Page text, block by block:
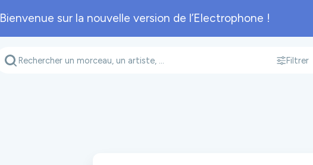
Bienvenue sur la nouvelle version de l’Electrophone !
Filtrer